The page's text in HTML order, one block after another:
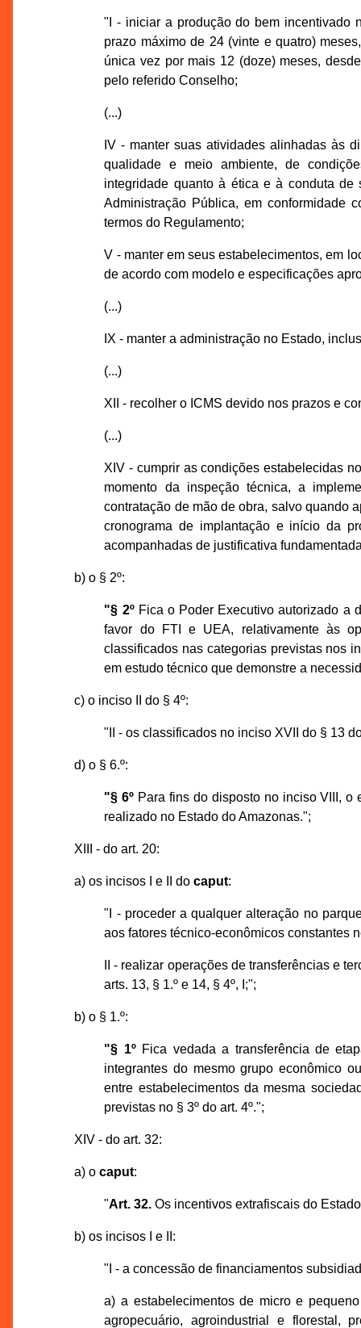
"I - iniciar a produção do bem incentivado
prazo máximo de 24 (vinte e quatro)
única vez por mais 12 (doze) meses,
pelo referido Conselho;
(...)
IV - manter suas atividades alinhadas às
qualidade e meio ambiente, de
integridade quanto à ética e à conduta
Administração Pública, em conformidade
termos do Regulamento;
V - manter em seus estabelecimentos, em
de acordo com modelo e especificações
(...)
IX - manter a administração no Estado,
(...)
XII - recolher o ICMS devido nos prazos e
(...)
XIV - cumprir as condições estabelecidas
momento da inspeção técnica, a
contratação de mão de obra, salvo quando
cronograma de implantação e início da
acompanhadas de justificativa
b) o § 2º:
"§ 2ºFica o Poder Executivo autorizado a
favor do FTI e UEA, relativamente às
classificados nas categorias previstas nos
em estudo técnico que demonstre a
c) o inciso II do § 4º:
"II - os classificados no inciso XVII do § 13
d) o § 6.º:
"§ 6º Para fins do disposto no inciso VIII, o
realizado no Estado do Amazonas.";
XIII - do art. 20:
a) os incisos I e II do caput:
"I - proceder a qualquer alteração no
aos fatores técnico-econômicos constantes
II - realizar operações de transferências e
arts. 13, § 1.º e 14, § 4º, I;";
b) o § 1.º:
"§ 1ºFica vedada a transferência de
integrantes do mesmo grupo econômico
entre estabelecimentos da mesma
previstas no § 3º do art. 4º.";
XIV - do art. 32:
a) o caput:
"Art. 32. Os incentivos extrafiscais do
b) os incisos I e II:
"I - a concessão de financiamentos
a) a estabelecimentos de micro e
agropecuário, agroindustrial e florestal,